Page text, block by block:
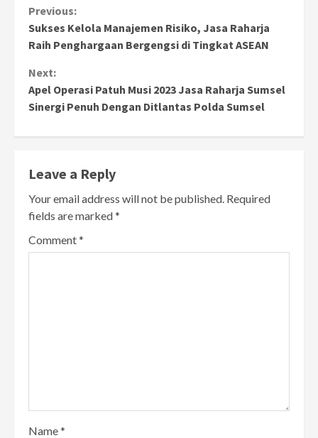
Continue
Reading
Previous:
Sukses Kelola Manajemen Risiko, Jasa Raharja
Raih Penghargaan Bergengsi di Tingkat ASEAN
Next:
Apel Operasi Patuh Musi 2023 Jasa Raharja Sumsel
Sinergi Penuh Dengan Ditlantas Polda Sumsel
Leave a Reply
Your email address will not be published. Required
fields are marked*
Comment*
Name*